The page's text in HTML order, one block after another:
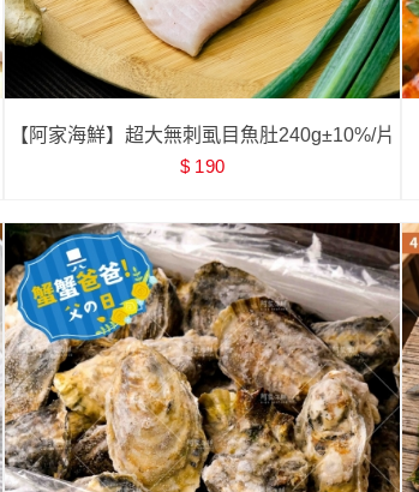
【阿家海鮮】超大無刺虱目魚肚240g±10%/片
$ 190